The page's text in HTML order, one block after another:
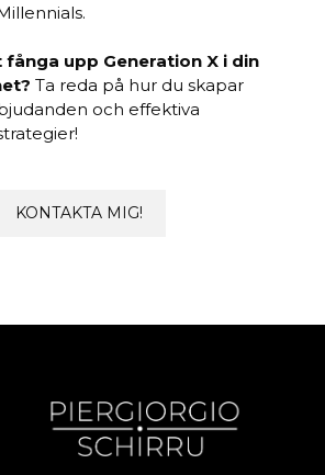
fånga upp Generation X i din
Ta reda på hur du skapar
och effektiva
KONTAKTA MIG!